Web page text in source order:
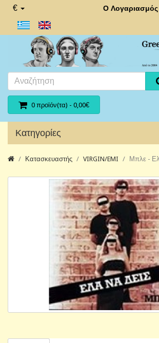
€ Ο
0 προϊόν(τα) - 0,00€
Κατηγορίες
Κατασκευαστής VIRGIN/EMI Μπλε -